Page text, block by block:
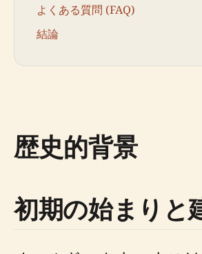
よくある質問 (FAQ)
結論
歴史的背景
初期の始まりと